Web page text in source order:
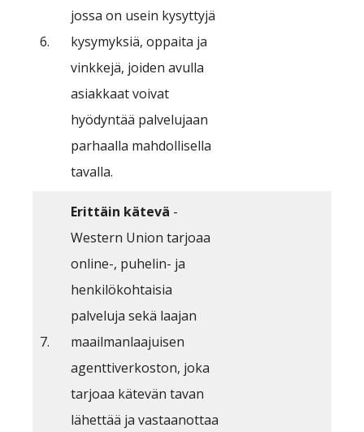
6.
jossa on usein kysyttyjä
kysymyksiä, oppaita ja
vinkkejä, joiden avulla
asiakkaat voivat
hyödyntää palvelujaan
parhaalla mahdollisella
tavalla.
7.
Erittäin kätevä -
Western Union tarjoaa
online-, puhelin- ja
henkilökohtaisia
palveluja sekä laajan
maailmanlaajuisen
agenttiverkoston, joka
tarjoaa kätevän tavan
lähettää ja vastaanottaa